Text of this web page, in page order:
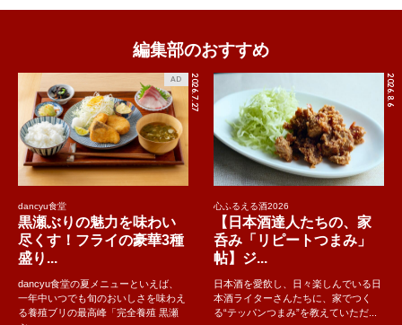
編集部のおすすめ
2026.7.27
AD
dancyu食堂
黒瀬ぶりの魅力を味わい
尽くす！フライの豪華3種
盛り...
dancyu食堂の夏メニューといえば、
一年中いつでも旬のおいしさを味わえ
る養殖ブリの最高峰「完全養殖 黒瀬
2026.8.6
心ふるえる酒2026
【日本酒達人たちの、家
呑み「リピートつまみ」
帖】ジ...
日本酒を愛飲し、日々楽しんでいる日
本酒ライターさんたちに、家でつく
る“テッパンつまみ”を教えていただ...